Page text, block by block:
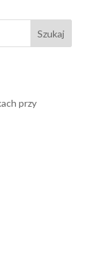
przy